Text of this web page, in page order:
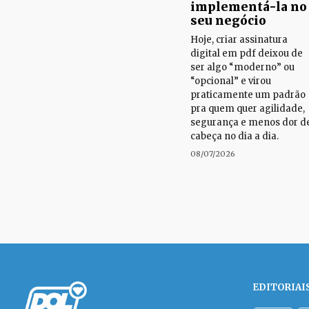
implementá-la no
seu negócio
Hoje, criar assinatura
digital em pdf deixou de
ser algo “moderno” ou
“opcional” e virou
praticamente um padrão
pra quem quer agilidade,
segurança e menos dor
cabeça no dia a dia.
08/07/2026